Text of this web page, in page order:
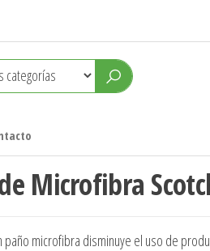
Microfibra
paño microfibra disminuye el uso de